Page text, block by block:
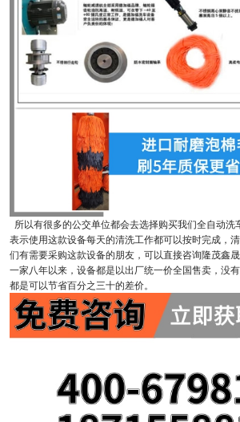
所以有很多的公交单位都会去选择购买我们全自动洗
表示使用这款设备每天的清洗工作都可以按时完成，
们有需要采购这款设备的朋友，可以直接咨询隆茂鑫
一家八年以来，设备都是以出厂统一价全国售卖，没
都是可以节省百分之三十的差价。